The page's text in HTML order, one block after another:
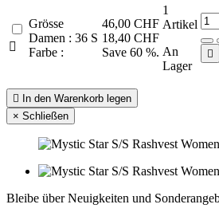

Grösse
Damen : 36 S
Farbe :
46,00 CHF
18,40 CHF
Save 60 %.
1
Artikel
An
Lager


In den Warenkorb legen
× Schließen
Bleibe über Neuigkeiten und